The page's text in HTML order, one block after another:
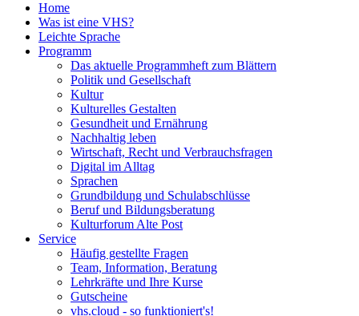
Home
Was ist eine VHS?
Leichte Sprache
Programm
Das aktuelle Programmheft zum Blättern
Politik und Gesellschaft
Kultur
Kulturelles Gestalten
Gesundheit und Ernährung
Nachhaltig leben
Wirtschaft, Recht und Verbrauchsfragen
Digital im Alltag
Sprachen
Grundbildung und Schulabschlüsse
Beruf und Bildungsberatung
Kulturforum Alte Post
Service
Häufig gestellte Fragen
Team, Information, Beratung
Lehrkräfte und Ihre Kurse
Gutscheine
vhs.cloud - so funktioniert's!